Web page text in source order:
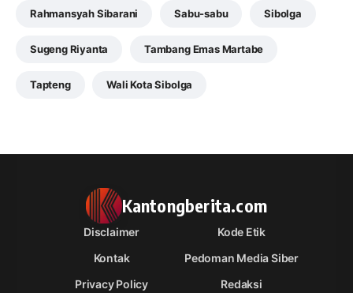
Rahmansyah Sibarani Sabu-sabu Sibolga
Sugeng Riyanta Tambang Emas Martabe
Tapteng Wali Kota Sibolga
Kantongberita.com
Disclaimer
Kode Etik
Kontak
Pedoman Media Siber
Privacy Policy
Redaksi